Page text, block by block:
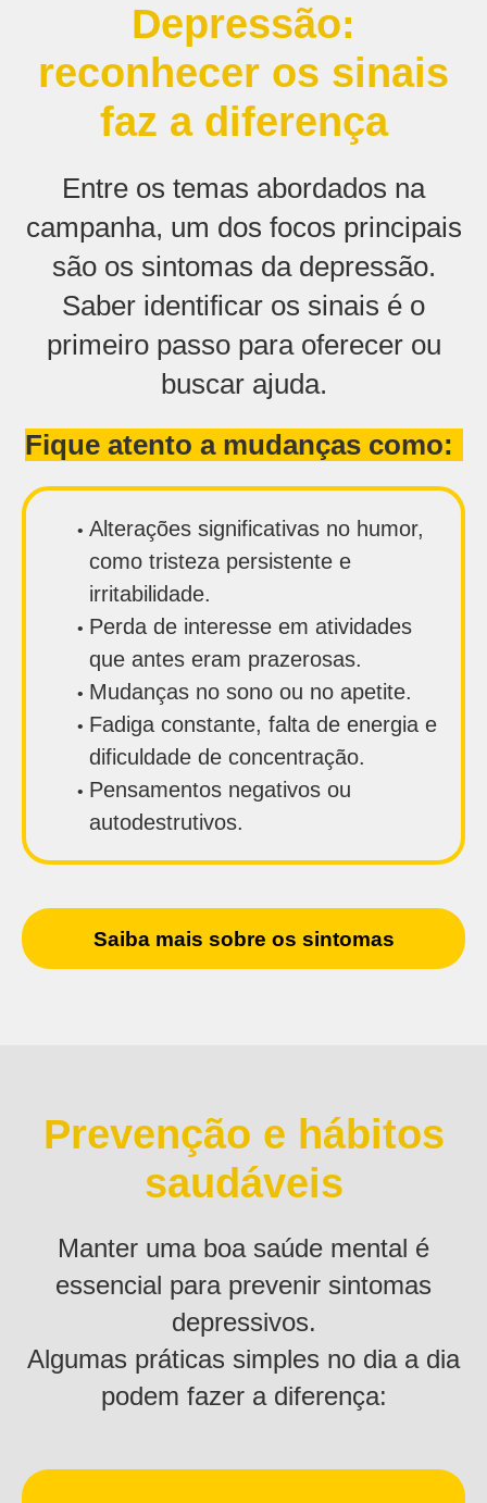
Depressão:
reconhecer os sinais
faz a diferença
Entre os temas abordados na
campanha, um dos focos principais
são os sintomas da depressão.
Saber identificar os sinais é o
primeiro passo para oferecer ou
buscar ajuda.
Fique atento a mudanças como:
Alterações significativas no humor,
como tristeza persistente e
irritabilidade.
Perda de interesse em atividades
que antes eram prazerosas.
Mudanças no sono ou no apetite.
Fadiga constante, falta de energia e
dificuldade de concentração.
Pensamentos negativos ou
autodestrutivos.
Saiba mais sobre os sintomas
Prevenção e hábitos
saudáveis
Manter uma boa saúde mental é
essencial para prevenir sintomas
depressivos.
Algumas práticas simples no dia a dia
podem fazer a diferença: